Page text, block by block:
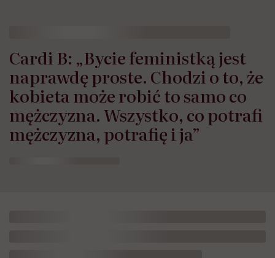
Cardi B: „Bycie feministką jest
naprawdę proste. Chodzi o to, że
kobieta może robić to samo co
mężczyzna. Wszystko, co potrafi
mężczyzna, potrafię i ja”